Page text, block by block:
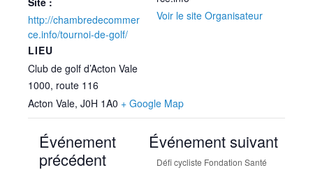
http://chambredecommer
ce.info/tournoi-de-golf/
LIEU
Club de golf d’Acton Vale
1000, route 116
Acton Vale, J0H 1A0 + Google Map
Voir le site Organisateur
Événement
précédent
Événement suivant
Défi cycliste Fondation Santé